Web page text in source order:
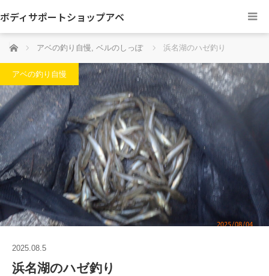
ボディサポートショップアベ
ホーム アベの釣り自慢, ベルのしっぽ 浜名湖のハゼ釣り
アベの釣り自慢
2025.08.5
浜名湖のハゼ釣り